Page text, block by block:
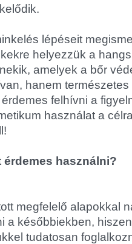
lépéseit
helyezzük a
amelyek a bőr
hanem
felhívni a
használat a
használni?
megfelelő alapokkal
a későbbiekben,
tudatosan